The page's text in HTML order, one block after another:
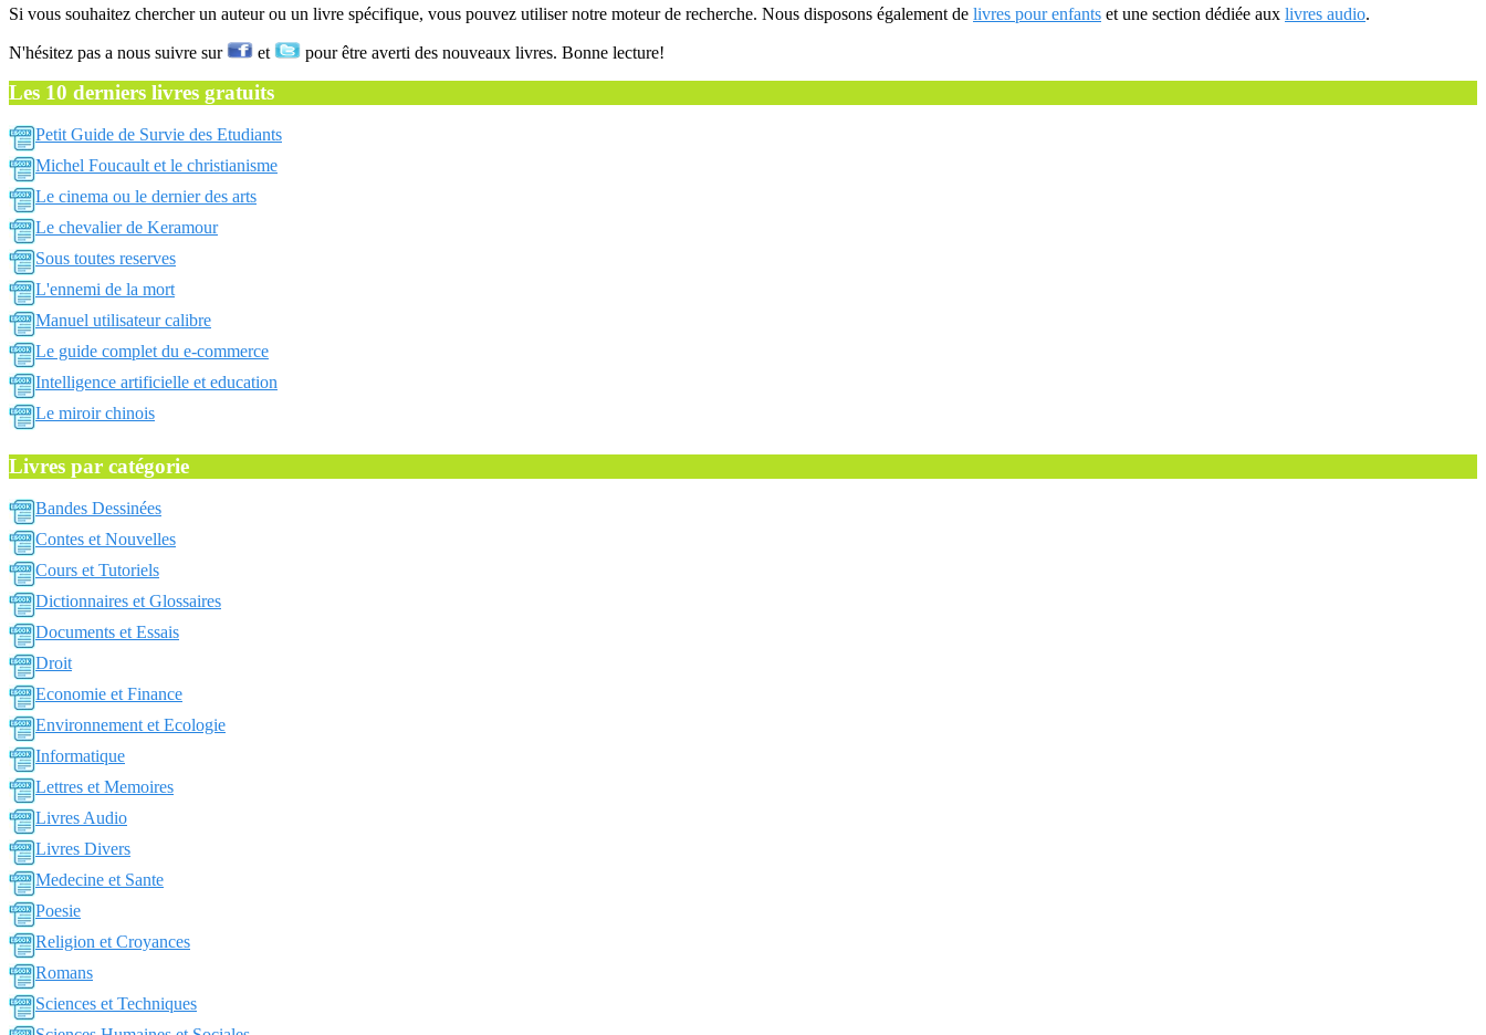
Si vous souhaitez chercher un auteur ou un livre spécifique, vous pouvez utiliser notre moteur de recherche. Nous disposons également de livres pour enfants et une section dédiée aux livres audio.
N'hésitez pas a nous suivre sur et pour être averti des nouveaux livres. Bonne lecture!
Les 10 derniers livres gratuits
Petit Guide de Survie des Etudiants
Michel Foucault et le christianisme
Le cinema ou le dernier des arts
Le chevalier de Keramour
Sous toutes reserves
L'ennemi de la mort
Manuel utilisateur calibre
Le guide complet du e-commerce
Intelligence artificielle et education
Le miroir chinois
Livres par catégorie
Bandes Dessinées
Contes et Nouvelles
Cours et Tutoriels
Dictionnaires et Glossaires
Documents et Essais
Droit
Economie et Finance
Environnement et Ecologie
Informatique
Lettres et Memoires
Livres Audio
Livres Divers
Medecine et Sante
Poesie
Religion et Croyances
Romans
Sciences et Techniques